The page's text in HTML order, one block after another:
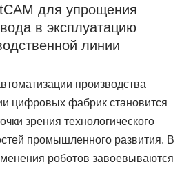
для упрощения
в эксплуатацию
линии
производства
цифровых фабрик становится
зрения технологического
промышленного развития. В
роботов завоевываются